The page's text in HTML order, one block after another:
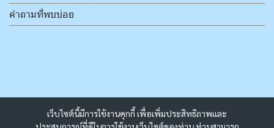
เว็บไซต์นี้มีการใช้งานคุกกี้ เพื่อเพิ่มประสิทธิภาพและ
คำถามที่พบบ่อย